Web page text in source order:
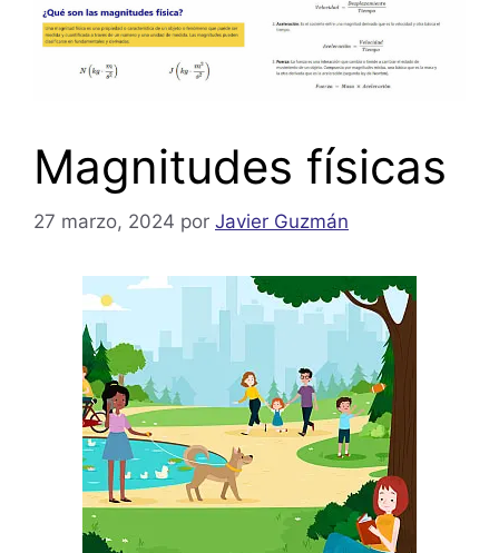
Magnitudes físicas
27 marzo, 2024 por Javier Guzmán